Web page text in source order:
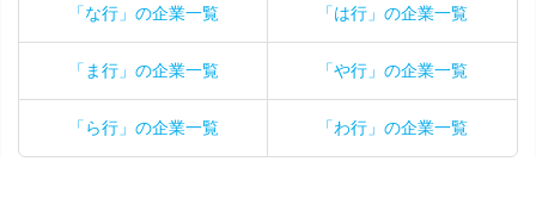
「な行」の企業一覧 「は行」の企業一覧
「ま行」の企業一覧 「や行」の企業一覧
「ら行」の企業一覧 「わ行」の企業一覧